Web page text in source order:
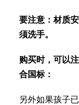
要注意：材质
须洗手。
购买时，可以
合国标：
另外如果孩子